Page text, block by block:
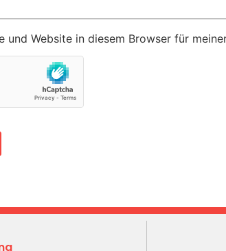
und Website in diesem Browser für